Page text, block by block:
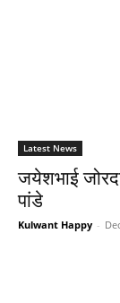
Latest News
जयेशभाई
पांडे
Kulwant Happy -